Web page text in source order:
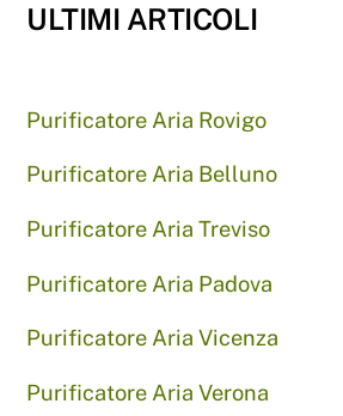
ULTIMI ARTICOLI
Purificatore Aria Rovigo
Purificatore Aria Belluno
Purificatore Aria Treviso
Purificatore Aria Padova
Purificatore Aria Vicenza
Purificatore Aria Verona